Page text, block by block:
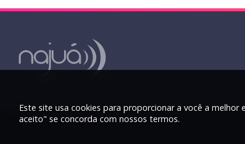
Este site usa cookies para proporcionar a você a
aceito" se concorda com nossos termos.